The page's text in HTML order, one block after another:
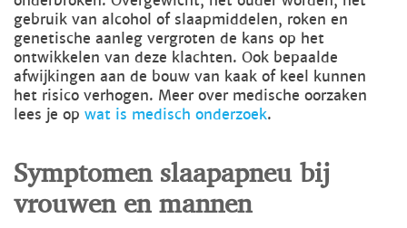
gebruik van alcohol of slaapmiddelen, roken en
genetische aanleg vergroten de kans op het
ontwikkelen van deze klachten. Ook bepaalde
afwijkingen aan de bouw van kaak of keel kunnen
het risico verhogen. Meer over medische oorzaken
lees je op wat is medisch onderzoek.
Symptomen slaapapneu bij
vrouwen en mannen